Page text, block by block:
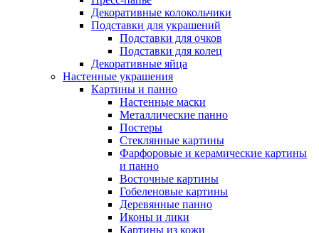
Декоративные колокольчики
Подставки для украшений
Подставки для очков
Подставки для колец
Декоративные яйца
Настенные украшения
Картины и панно
Настенные маски
Металлические панно
Постеры
Стеклянные картины
Фарфоровые и керамические картины
и панно
Восточные картины
Гобеленовые картины
Деревянные панно
Иконы и лики
Картины из кожи